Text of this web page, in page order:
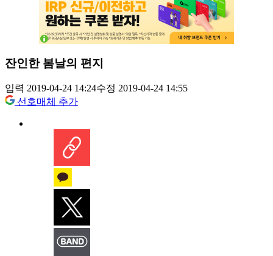
잔인한 봄날의 편지
입력 2019-04-24 14:24수정 2019-04-24 14:55
선호매체 추가